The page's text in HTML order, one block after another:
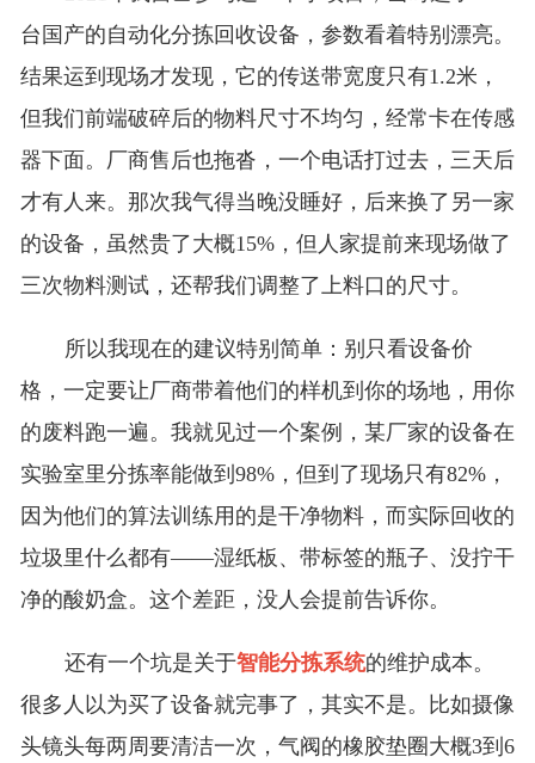
台国产的自动化分拣回收设备，参数看着特别漂亮。
结果运到现场才发现，它的传送带宽度只有1.2米，
但我们前端破碎后的物料尺寸不均匀，经常卡在传感
器下面。厂商售后也拖沓，一个电话打过去，三天后
才有人来。那次我气得当晚没睡好，后来换了另一家
的设备，虽然贵了大概15%，但人家提前来现场做了
三次物料测试，还帮我们调整了上料口的尺寸。
所以我现在的建议特别简单：别只看设备价
格，一定要让厂商带着他们的样机到你的场地，用你
的废料跑一遍。我就见过一个案例，某厂家的设备在
实验室里分拣率能做到98%，但到了现场只有82%，
因为他们的算法训练用的是干净物料，而实际回收的
垃圾里什么都有——湿纸板、带标签的瓶子、没拧干
净的酸奶盒。这个差距，没人会提前告诉你。
还有一个坑是关于智能分拣系统的维护成本。
很多人以为买了设备就完事了，其实不是。比如摄像
头镜头每两周要清洁一次，气阀的橡胶垫圈大概3到6